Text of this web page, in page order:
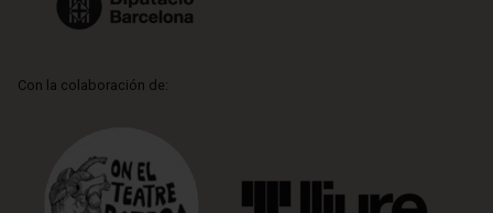
Con la colaboración de: